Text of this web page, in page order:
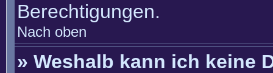
Berechtigungen.
Nach oben
» Weshalb kann ich keine